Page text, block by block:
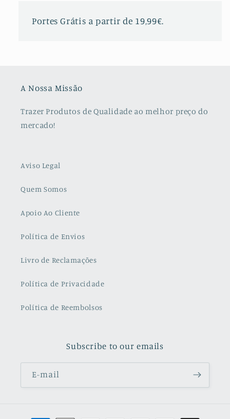
Portes Grátis a partir de 19,99€.
A Nossa Missão
Trazer Produtos de Qualidade ao melhor preço do
mercado!
Aviso Legal
Quem Somos
Apoio Ao Cliente
Política de Envios
Livro de Reclamações
Política de Privacidade
Política de Reembolsos
Subscribe to our emails
E-mail